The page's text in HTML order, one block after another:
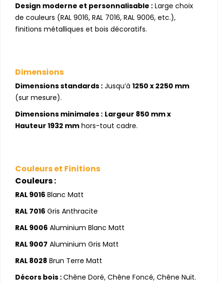
Design moderne et personnalisable : Large choix
de couleurs (RAL 9016, RAL 7016, RAL 9006, etc.),
finitions métalliques et bois décoratifs.
Dimensions
Dimensions standards : Jusqu’à 1250 x 2250 mm
(sur mesure).
Dimensions minimales : Largeur 850 mm x
Hauteur 1932 mm hors-tout cadre.
Couleurs et Finitions
Couleurs :
RAL 9016 Blanc Matt
RAL 7016 Gris Anthracite
RAL 9006 Aluminium Blanc Matt
RAL 9007 Aluminium Gris Matt
RAL 8028 Brun Terre Matt
Décors bois :Chêne Doré, Chêne Foncé, Chêne Nuit.